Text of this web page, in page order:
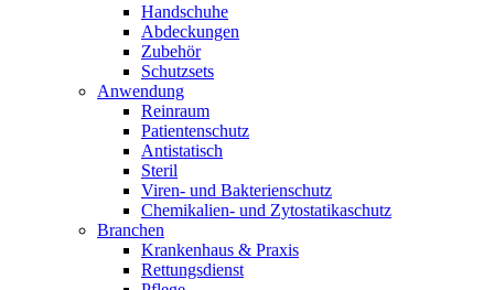
Handschuhe
Abdeckungen
Zubehör
Schutzsets
Anwendung
Reinraum
Patientenschutz
Antistatisch
Steril
Viren- und Bakterienschutz
Chemikalien- und Zytostatikaschutz
Branchen
Krankenhaus & Praxis
Rettungsdienst